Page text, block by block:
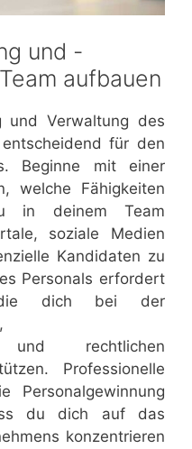
und -
aufbauen
und Verwaltung des
für den
Beginne mit einer
welche Fähigkeiten
in deinem Team
soziale Medien
Kandidaten zu
Personals erfordert
dich bei der
und rechtlichen
Professionelle
Personalgewinnung
du dich auf das
konzentrieren